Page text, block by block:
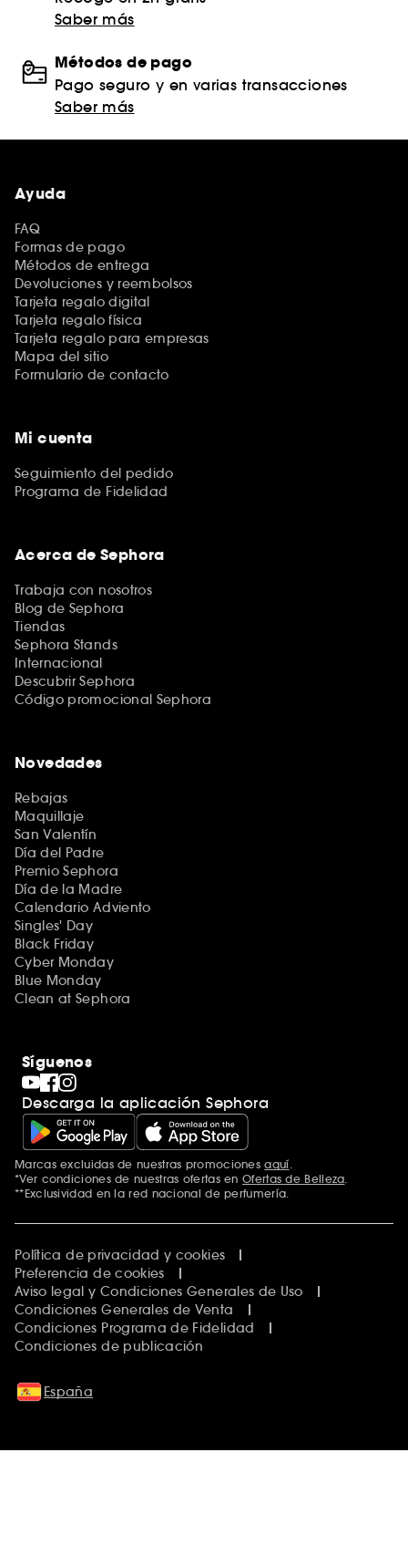
Saber más
Métodos de pago
Pago seguro y en varias transacciones
Saber más
Ayuda
FAQ
Formas de pago
Métodos de entrega
Devoluciones y reembolsos
Tarjeta regalo digital
Tarjeta regalo física
Tarjeta regalo para empresas
Mapa del sitio
Formulario de contacto
Mi cuenta
Seguimiento del pedido
Programa de Fidelidad
Acerca de Sephora
Trabaja con nosotros
Blog de Sephora
Tiendas
Sephora Stands
Internacional
Descubrir Sephora
Código promocional Sephora
Novedades
Rebajas
Maquillaje
San Valentín
Día del Padre
Premio Sephora
Día de la Madre
Calendario Adviento
Singles' Day
Black Friday
Cyber Monday
Blue Monday
Clean at Sephora
Síguenos
Descarga la aplicación Sephora
Marcas excluidas de nuestras promocionesaquí
*Ver condiciones de nuestras ofertas en Ofertas de Belleza
**Exclusividad en la red nacional de perfumería.
Política de privacidad y cookies
Preferencia de cookies
Aviso legal y Condiciones Generales de Uso
Condiciones Generales de Venta
Condiciones Programa de Fidelidad
Condiciones de publicación
España